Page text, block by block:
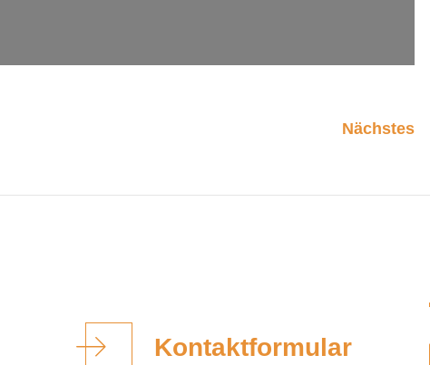
Nächstes
Kontaktformular